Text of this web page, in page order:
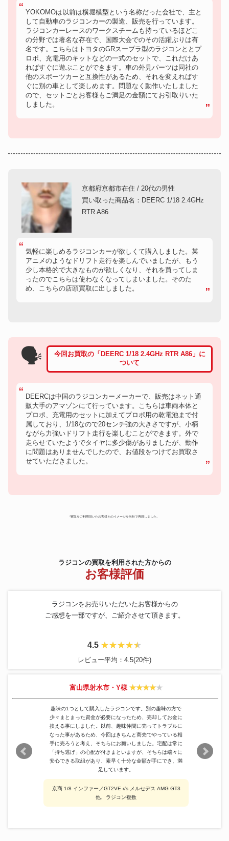
YOKOMOは以前は横堀模型という名称だった会社で、主と
して自動車のラジコンカーの製造、販売を行っています。
ラジコンカーレースのワークスチームも持っているほどこ
の分野では著名な存在で、国際大会でのその活躍ぶりは有
名です。こちらはトヨタのGRスープラ型のラジコンととプ
ロポ、充電用のキットなどの一式のセットで、これだけあ
ればすぐに遊ぶことができます。車の外見パーツは同社の
他のスポーツカーと互換性があるため、それを変えればす
ぐに別の車として楽しめます。問題なく動作いたしました
ので、セットごとお客様もご満足の金額にてお引取りいた
しました。
京都府京都市在住 / 20代の男性
買い取った商品名：DEERC 1/18 2.4GHz
RTR A86
気軽に楽しめるラジコンカーが欲しくて購入しました。某
アニメのようなドリフト走行を楽しんでいましたが、もう
少し本格的で大きなものが欲しくなり、それを買ってしま
ったのでこちらは使わなくなってしまいました。そのた
め、こちらの店頭買取に出しました。
🗣
今回お買取の「DEERC 1/18 2.4GHz RTR A86」に
ついて
DEERCは中国のラジコンカーメーカーで、販売はネット通
販大手のアマゾンにて行っています。こちらは車両本体と
プロポ、充電用のセットに加えてプロポ用の乾電池まで付
属しており、1/18なので20センチ強の大きさですが、小柄
ながら力強いドリフト走行を楽しむことができます。外で
走らせていたようでタイヤに多少傷がありましたが、動作
に問題はありませんでしたので、お値段をつけてお買取さ
せていただきました。
*買取をご利用頂いたお客様とのイメージを当社で再現しました。
ラジコンの買取を利用された方からの
お客様評価
ラジコンをお売りいただいたお客様からの
ご感想を一部ですが、ご紹介させて頂きます。
4.5
レビュー平均：4.5(20件)
富山県射水市・Y様
趣味の1つとして購入したラジコンです。別の趣味の方で
少々まとまった資金が必要になったため、売却してお金に
換える事にしました。以前、趣味仲間に売ってトラブルに
なった事があるため、今回はきちんと商売でやっている相
手に売ろうと考え、そちらにお願いしました。宅配は常に
「持ち逃げ」の心配が付きまといますが、そちらは端々に
安心できる取組があり、素早く十分な金額が手にでき、満
足しています。
京商 1/8 インファーノGT2VE r/s メルセデス AMG GT3
他、ラジコン複数